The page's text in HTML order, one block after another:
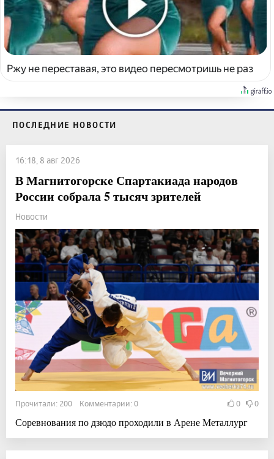
Ржу не переставая, это видео пересмотришь не раз
ПОСЛЕДНИЕ НОВОСТИ
16:18, 8 авг 2026
В Магнитогорске Спартакиада народов
России собрала 5 тысяч зрителей
Новости
Прочитали: 200 Комментарии: 0 0 0
Соревнования по дзюдо проходили в Арене Металлург